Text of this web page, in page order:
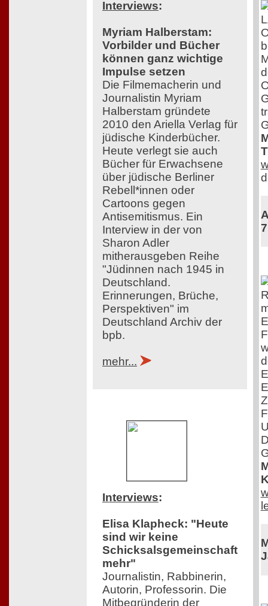
Interviews:
Myriam Halberstam:
Vorbilder und Bücher
können ganz wichtige
Impulse setzen
Die Filmemacherin und
Journalistin Myriam
Halberstam gründete
2010 den Ariella Verlag für
jüdische Kinderbücher.
Heute verlegt sie auch
Bücher für Erwachsene
über jüdische Berliner
Rebell*innen oder
Cartoons gegen
Antisemitismus. Ein
Interview in der von
Sharon Adler
mitherausgeben Reihe
"Jüdinnen nach 1945 in
Deutschland.
Erinnerungen, Brüche,
Perspektiven" im
Deutschland Archiv der
bpb.
mehr...
Interviews:
Elisa Klapheck: "Heute
sind wir keine
Schicksalsgemeinschaft
mehr"
Journalistin, Rabbinerin,
Autorin, Professorin. Die
Mitbegründerin der